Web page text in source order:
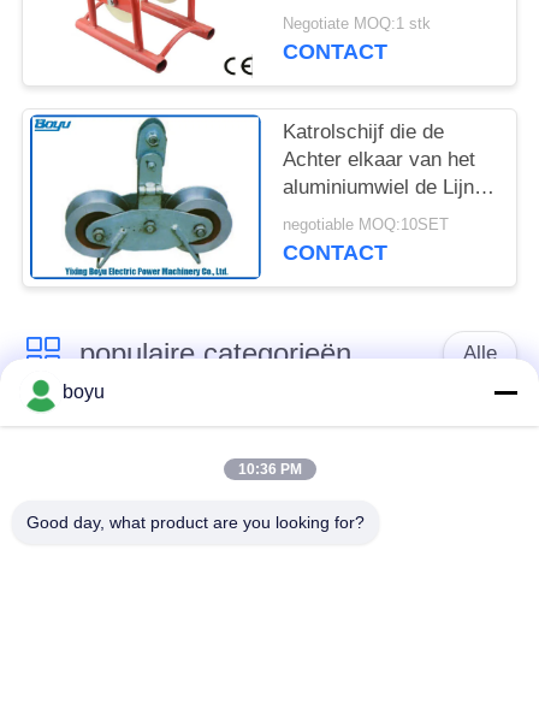
elkaar Blok vastbinden
Negotiate MOQ:1 stk
CONTACT
Katrolschijf die de
Achter elkaar van het
aluminiumwiel de Lijn
vastbinden die van de
Blokkentransmissie
negotiable MOQ:10SET
CONTACT
populaire categorieën Alle
transmissielijn die
Luchtlijn die Materiaal
vastbinden
spanning die
De antikabel van de
boyu
10:36 PM
Good day, what product are you looking for?